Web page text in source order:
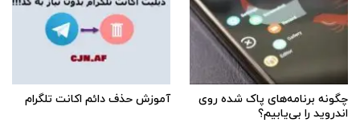
چگونه برنامه‌های پاک شده روی
اندروید را بی‌یابیم؟
آموزش حذف دائم اکانت تلگرام